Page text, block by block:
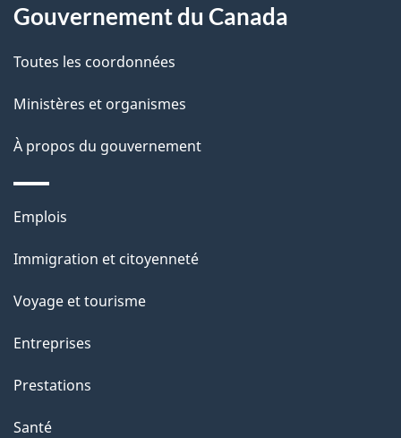
i
l
s
d
e
l
a
p
a
g
e
propos
de
ce
site
Gouvernement du Canada
Toutes les coordonnées
Ministères et organismes
À propos du gouvernement
Thèmes
sujets
Emplois
Immigration et citoyenneté
Voyage et tourisme
Entreprises
Prestations
Santé